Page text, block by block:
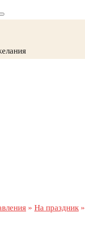
» На праздник »